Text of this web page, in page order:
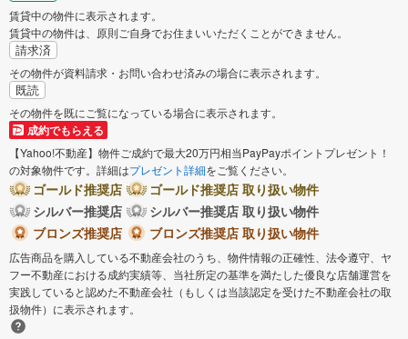
賃貸中の物件に表示されます。
賃貸中の物件は、原則ご自身でお住まいいただくことができません。
請求済
その物件が資料請求・お問い合わせ済みの場合に表示されます。
既読
その物件を既にご覧になっている場合に表示されます。
成約でもらえる
【Yahoo!不動産】物件ご成約で最大20万円相当PayPayポイントプレゼント！
の対象物件です。詳細はプレゼント詳細をご覧ください。
ゴールド推奨店
ゴールド推奨店 取り扱い物件
シルバー推奨店
シルバー推奨店 取り扱い物件
ブロンズ推奨店
ブロンズ推奨店 取り扱い物件
広告商品を購入している不動産会社のうち、物件情報の正確性、法令遵守、ヤ
フー不動産における成約実績等、当社所定の基準を満たした優良な店舗運営を
実践していると認めた不動産会社（もしくは当該認定を受けた不動産会社の取
扱物件）に表示されます。